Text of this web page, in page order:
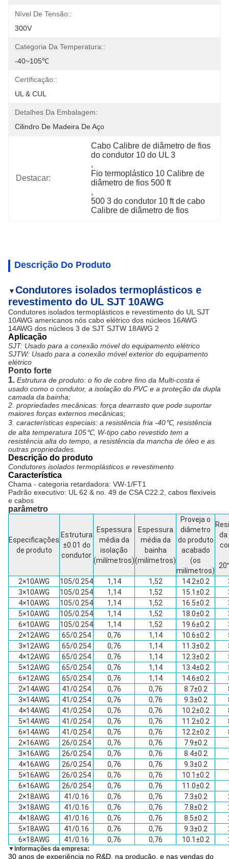
Nível De Tensão::
300V
Categoria Da Temperatura::
-40~105℃
Certificação::
UL & CUL
Detalhes Da Embalagem:
Cilindro De Madeira De Aço
Destacar:
Cabo Calibre de diâmetro de fios
do condutor 10 do UL 3
,
Fio termoplástico 10 Calibre de
diâmetro de fios 500 ft
,
500 3 do condutor 10 ft de cabo
Calibre de diâmetro de fios
Descrição Do Produto
▼Condutores isolados termoplásticos e
revestimento do UL SJT 10AWG
Condutores isolados termoplásticos e revestimento do UL SJT
10AWG americanos nós cabo elétrico dos núcleos 16AWG
14AWG dos núcleos 3 de SJT SJTW 18AWG 2
Aplicação
SJT: Usado para a conexão móvel do equipamento elétrico
SJTW: Usado para a conexão móvel exterior do equipamento
elétrico
Ponto forte
1. Estrutura de produto: o fio de cobre fino da Multi-costa é
usado como o condutor, a isolação do PVC e a proteção da dupla
camada da bainha;
2. propriedades mecânicas: força dearrasto que pode suportar
maiores forças externos mecânicas;
3. características especiais: a resistência fria -40℃, resistência
de alta temperatura 105℃, W-tipo cabo revestido tem a
resistência alta do tempo, a resistência da mancha de óleo e as
outras propriedades.
Descrição do produto
Condutores isolados termoplásticos e revestimento
Característica
Chama - categoria retardadora: VW-1/FT1
Padrão executivo: UL 62 & no. 49 de CSA C22.2, cabos flexíveis
e cabos
parâmetro
Especificações
de produto
Estrutura
±0.01 do
condutor
Espessura
média da
isolação
(milímetros)
Espessura
média da
bainha
(milímetros)
Proveja o
diâmetro
do produto
acabado
(os
milímetros)
da
20
2×10AWG
105/0.254 1,14 1,52 14.2±0.2
3×10AWG
105/0.254 1,14 1,52 15.1±0.2
4×10AWG
105/0.254 1,14 1,52 16.5±0.2
5×10AWG
105/0.254 1,14 1,52 18.0±0.2
6×10AWG
105/0.254 1,14 1,52 19.6±0.2
2×12AWG
65/0.254 0,76 1,14 10.6±0.2
3×12AWG
65/0.254 0,76 1,14 11.3±0.2
4×12AWG
65/0.254 0,76 1,14 12.3±0.2
5×12AWG
65/0.254 0,76 1,14 13.4±0.2
6×12AWG
65/0.254 0,76 1,14 14.6±0.2
2×14AWG
41/0.254 0,76 0,76 8.7±0.2
3×14AWG
41/0.254 0,76 0,76 9.3±0.2
4×14AWG
41/0.254 0,76 0,76 10.2±0.2
5×14AWG
41/0.254 0,76 0,76 11.2±0.2
6×14AWG
41/0.254 0,76 0,76 12.2±0.2
2×16AWG
26/0.254 0,76 0,76 7.9±0.2
3×16AWG
26/0.254 0,76 0,76 8.4±0.2
4×16AWG
26/0.254 0,76 0,76 9.3±0.2
5×16AWG
26/0.254 0,76 0,76 10.1±0.2
6×16AWG
26/0.254 0,76 0,76 11.0±0.2
2×18AWG
41/0.16 0,76 0,76 7.3±0.2
3×18AWG
41/0.16 0,76 0,76 7.8±0.2
4×18AWG
41/0.16 0,76 0,76 8.5±0.2
5×18AWG
41/0.16 0,76 0,76 9.3±0.2
6×18AWG
41/0.16 0,76 0,76 10.1±0.2
▼ Informações da empresa:
30 anos de experiência no R&D, na produção, e nas vendas do